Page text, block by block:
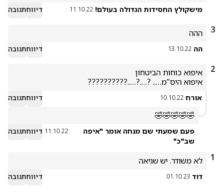
מישקולץ החסידות הגדולה בעולם! 11.10.22 דיווחתגובה
3 ההה
הה 13.10.22 דיווחתגובה
2
איפוא היס”מ….. ?….?…..??????????
אורח 10.10.22 דיווחתגובה
🤣🤣🤣🤣🤣
פעם שמעתי שם מנחה אומר "איפה
שב"כ"
11.10.22 דיווחתגובה
1 לא משודר. יש שגיאה
דוד 01.10.23 דיווחתגובה